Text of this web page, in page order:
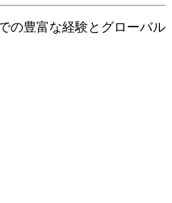
の豊富な経験とグローバル